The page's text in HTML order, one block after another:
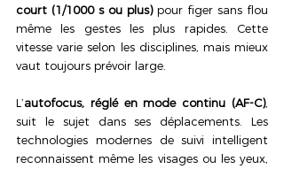
court (1/1000 s ou plus) pour figer sans flou
même les gestes les plus rapides. Cette
vitesse varie selon les disciplines, mais mieux
vaut toujours prévoir large.
L’autofocus, réglé en mode continu (AF-C),
suit le sujet dans ses déplacements. Les
technologies modernes de suivi intelligent
reconnaissent même les visages ou les yeux,